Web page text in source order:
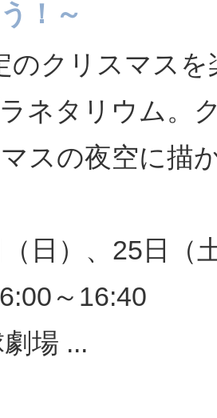
！～
のクリスマス
ネタリウム。
スの夜空に描
日）、25日（
～16:40
場 ...